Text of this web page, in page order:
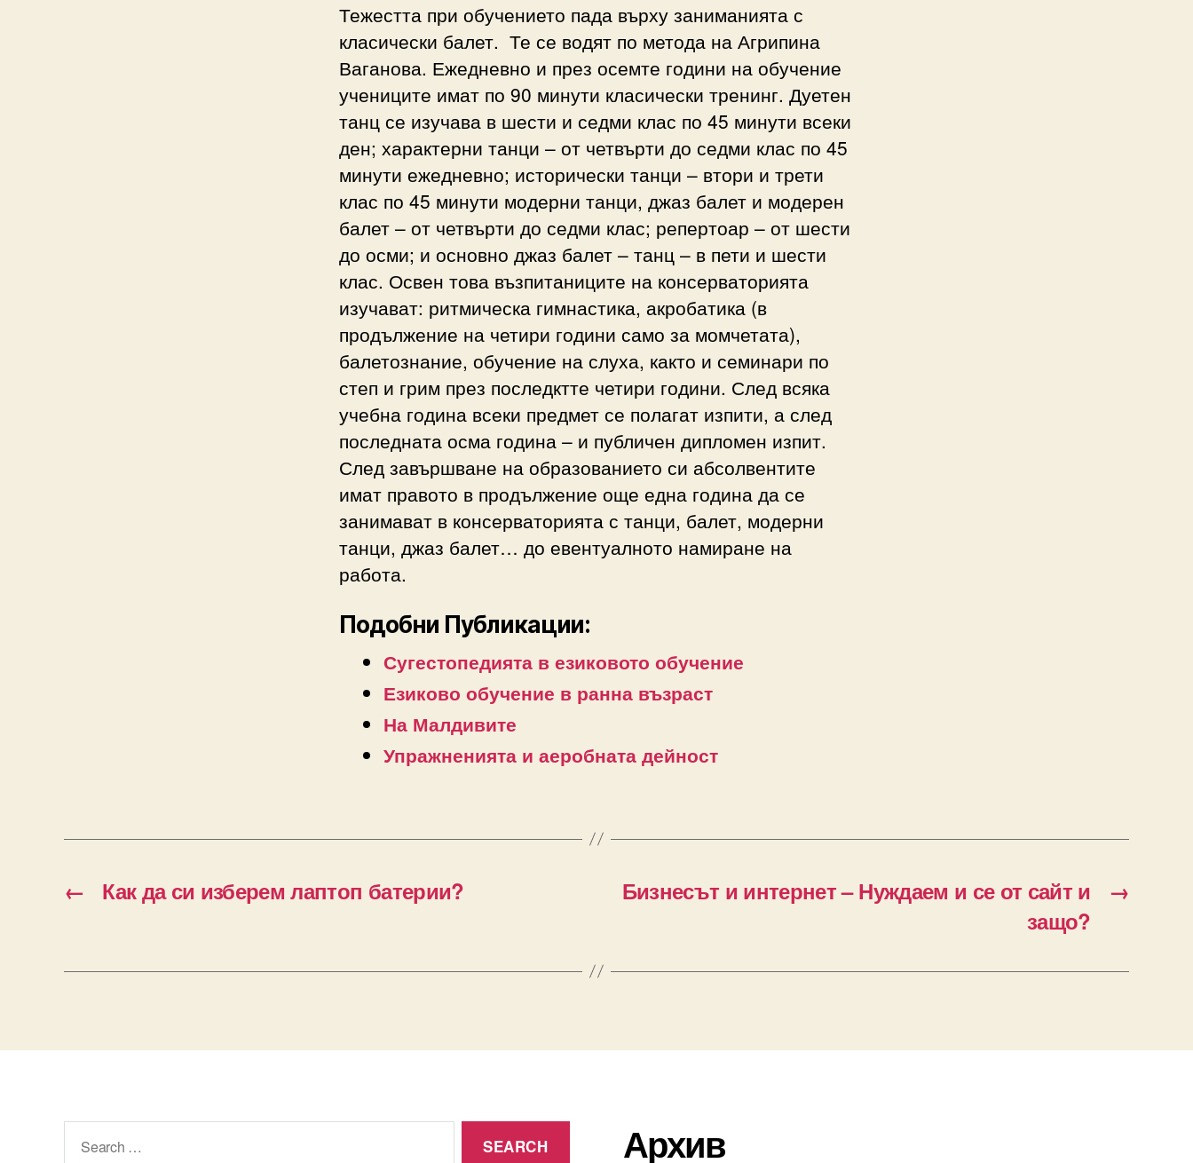
Тежестта при обучението пада върху заниманията с
класически балет. Те се водят по метода на Агрипина
Ваганова. Ежедневно и през осемте години на обучение
учениците имат по 90 минути класически тренинг. Дуетен
танц се изучава в шести и седми клас по 45 минути всеки
ден; характерни танци – от четвърти до седми клас по 45
минути ежедневно; исторически танци – втори и трети
клас по 45 минути модерни танци, джаз балет и модерен
балет – от четвърти до седми клас; репертоар – от шести
до осми; и основно джаз балет – танц – в пети и шести
клас. Освен това възпитаниците на консерваторията
изучават: ритмическа гимнастика, акробатика (в
продължение на четири години само за момчетата),
балетознание, обучение на слуха, както и семинари по
степ и грим през последктте четири години. След всяка
учебна година всеки предмет се полагат изпити, а след
последната осма година – и публичен дипломен изпит.
След завършване на образованието си абсолвентите
имат правото в продължение още една година да се
занимават в консерваторията с танци, балет, модерни
танци, джаз балет… до евентуалното намиране на
работа.
Подобни Публикации:
Сугестопедията в езиковото обучение
Езиково обучение в ранна възраст
На Малдивите
Упражненията и аеробната дейност
← Как да си изберем лаптоп батерии? →
Бизнесът и интернет – Нуждаем и се от сайт и
защо?
Архив